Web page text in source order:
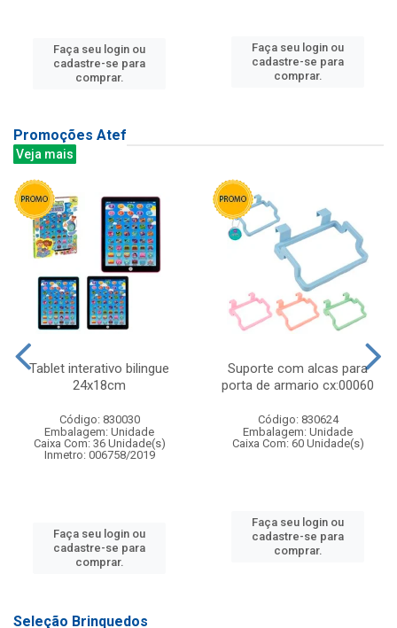
Faça seu login ou
cadastre-se para
comprar.
Faça seu login ou
cadastre-se para
comprar.
Promoções Atef
Veja mais
Tablet interativo bilingue
24x18cm
Código: 830030
Embalagem: Unidade
Caixa Com: 36 Unidade(s)
Inmetro: 006758/2019
Faça seu login ou
cadastre-se para
comprar.
Suporte com alcas para
porta de armario cx:00060
Código: 830624
Embalagem: Unidade
Caixa Com: 60 Unidade(s)
Faça seu login ou
cadastre-se para
comprar.
Seleção Brinquedos